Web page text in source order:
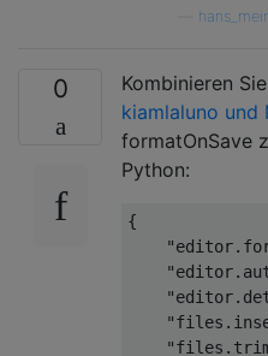
0 Kombinieren Sie
kiamlaluno und
formatOnSave
Python:
{